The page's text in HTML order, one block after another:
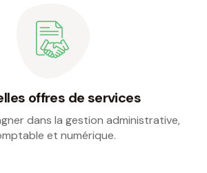
offres de services
dans la gestion administrative,
et numérique.